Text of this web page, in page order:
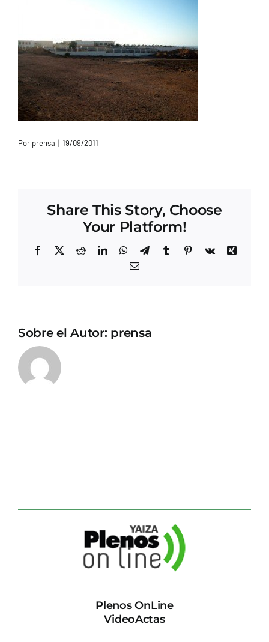
Por prensa | 19/09/2011
Share This Story, Choose
Your Platform!
Facebook
X RedditLinkedInWhatsApp
TelegramTumblrPinterest
Vk
Xing
Correo
Sobre el Autor: prensa
Plenos OnLine
VideoActas